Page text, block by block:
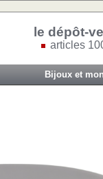
le dépôt-
articles
Bijoux et